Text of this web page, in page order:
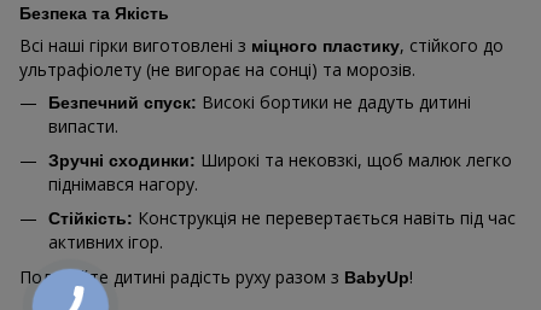
Безпека та Якість
Всі наші гірки виготовлені з міцного пластику, стійкого до
ультрафіолету (не вигорає на сонці) та морозів.
Безпечний спуск: Високі бортики не дадуть дитині
випасти.
Зручні сходинки: Широкі та нековзкі, щоб малюк легко
піднімався нагору.
Стійкість: Конструкція не перевертається навіть під час
активних ігор.
Подаруйте дитині радість руху разом з BabyUp!